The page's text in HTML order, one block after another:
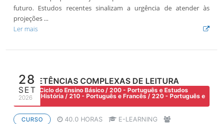
futuro. Estudos recentes sinalizam a urgência de atender às
projeções ...
Ler mais
28
SET
2026
COMPETÊNCIAS COMPLEXAS DE LEITURA
110 - 1º Ciclo do Ensino Básico / 200 - Português e Estudos
Sociais/ História / 210 - Português e Francês / 220 - Português e
Inglês
CURSO 40.0 HORAS
E-LEARNING